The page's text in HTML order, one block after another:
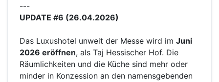
---
UPDATE #6 (26.04.2026)
Das Luxushotel unweit der Messe wird im Juni
2026 eröffnen, als Taj Hessischer Hof. Die
Räumlichkeiten und die Küche sind mehr oder
minder in Konzession an den namensgebenden